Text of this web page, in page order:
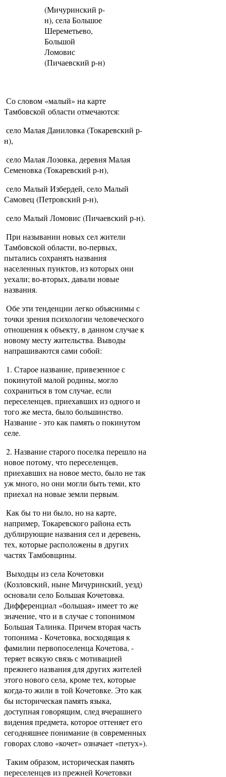
(Мичуринский р-
н), села Большое
Шереметьево,
Большой
Ломовис
(Пичаевский р-н)
Со словом «малый» на карте
Тамбовской области отмечаются:
село Малая Даниловка (Токаревский р-
н),
село Малая Лозовка, деревня Малая
Семеновка (Токаревский р-н),
село Малый Избердей, село Малый
Самовец (Петровский р-н),
село Малый Ломовис (Пичаевский р-н).
При назывании новых сел жители
Тамбовской области, во-первых,
пытались сохранять названия
населенных пунктов, из которых они
уехали; во-вторых, давали новые
названия.
Обе эти тенденции легко объяснимы с
точки зрения психологии человеческого
отношения к объекту, в данном случае к
новому месту жительства. Выводы
напрашиваются сами собой:
1. Старое название, привезенное с
покинутой малой родины, могло
сохраниться в том случае, если
переселенцев, приехавших из одного и
того же места, было большинство.
Название - это как память о покинутом
селе.
2. Название старого поселка перешло на
новое потому, что переселенцев,
приехавших на новое место, было не так
уж много, но они могли быть теми, кто
приехал на новые земли первым.
Как бы то ни было, но на карте,
например, Токаревского района есть
дублирующие названия сел и деревень,
тех, которые расположены в других
частях Тамбовщины.
Выходцы из села Кочетовки
(Козловский, ныне Мичуринский, уезд)
основали село Большая Кочетовка.
Дифференциал «большая» имеет то же
значение, что и в случае с топонимом
Большая Талинка. Причем вторая часть
топонима - Кочетовка, восходящая к
фамилии первопоселенца Кочетова, -
теряет всякую связь с мотивацией
прежнего названия для других жителей
этого нового села, кроме тех, которые
когда-то жили в той Кочетовке. Это как
бы историческая память языка,
доступная говорящим, след вчерашнего
видения предмета, которое оттеняет его
сегодняшнее понимание (в современных
говорах слово «кочет» означает «петух»).
Таким образом, историческая память
переселенцев из прежней Кочетовки